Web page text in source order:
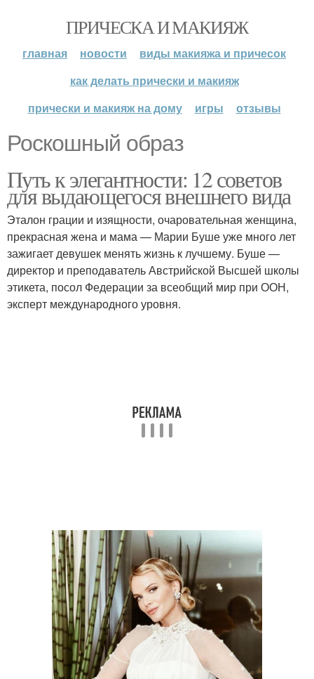
ПРИЧЕСКА И МАКИЯЖ
главная новости
виды макияжа и причесок
как делать прически и макияж
прически и макияж на дому
игры отзывы
Роскошный образ
Путь к элегантности: 12 советов
для выдающегося внешнего вида
Эталон грации и изящности, очаровательная женщина,
прекрасная жена и мама — Марии Буше уже много лет
зажигает девушек менять жизнь к лучшему. Буше —
директор и преподаватель Австрийской Высшей школы
этикета, посол Федерации за всеобщий мир при ООН,
эксперт международного уровня.